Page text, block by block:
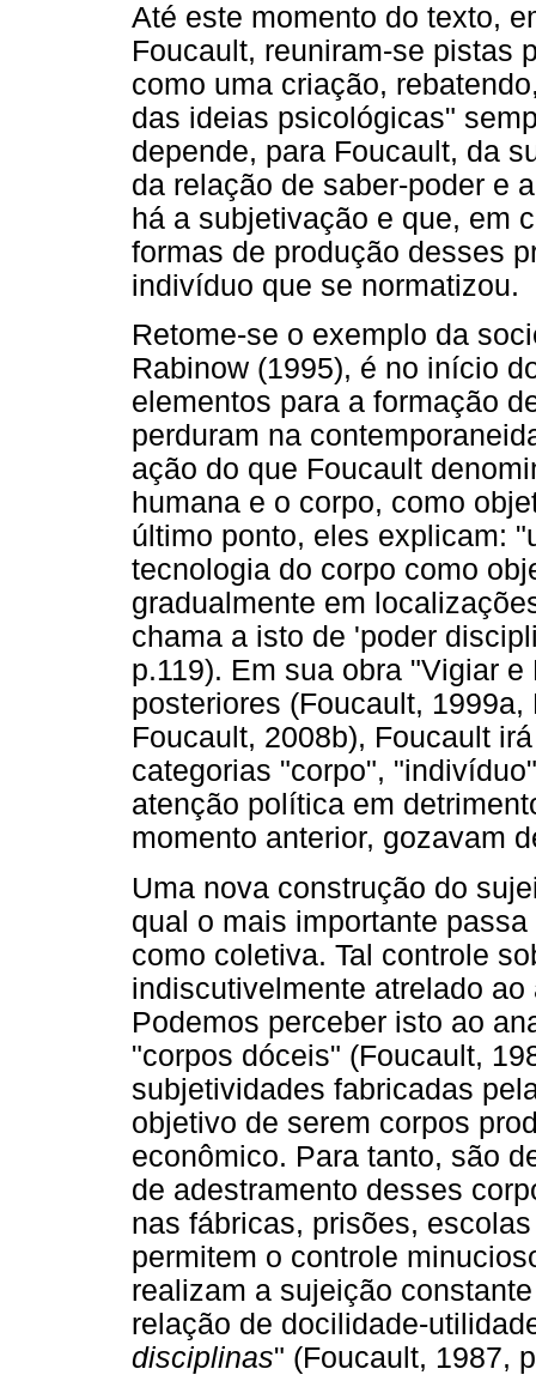
Até este momento do texto,
Foucault, reuniram-se pistas
como uma criação,
das ideias psicológicas"
depende, para Foucault, da
da relação de saber-poder e
há a subjetivação e que, em
formas de produção desses
indivíduo que se normatizou.
Retome-se o exemplo da
Rabinow (1995), é no início
elementos para a formação
perduram na
ação do que Foucault
humana e o corpo, como
último ponto, eles explicam:
tecnologia do corpo como
gradualmente em
chama a isto de 'poder
p.119). Em sua obra "Vigiar
posteriores (Foucault,
Foucault, 2008b), Foucault
categorias "corpo",
atenção política em
momento anterior, gozavam
Uma nova construção do
qual o mais importante
como coletiva. Tal controle
indiscutivelmente atrelado
Podemos perceber isto ao
"corpos dóceis" (Foucault,
subjetividades fabricadas
objetivo de serem corpos
econômico. Para tanto, são
de adestramento desses
nas fábricas, prisões,
permitem o controle
realizam a sujeição
relação de docilidade-
disciplinas" (Foucault, 1987,